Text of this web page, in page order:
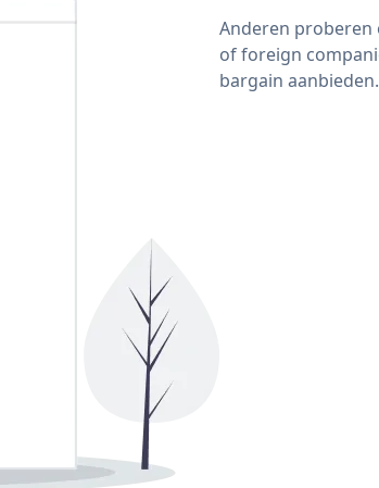
Anderen proberen
of foreign
bargain aanbieden.